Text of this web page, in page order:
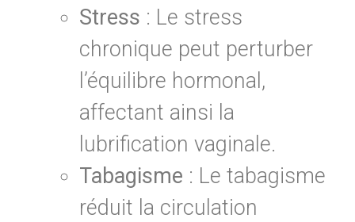
Stress : Le stress
chronique peut perturber
l’équilibre hormonal,
affectant ainsi la
lubrification vaginale.
Tabagisme : Le tabagisme
réduit la circulation